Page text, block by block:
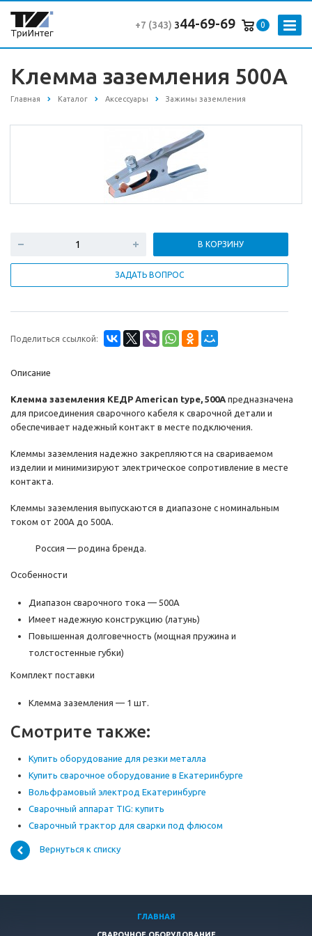
0
+7 (343) 344-69-69
Клемма заземления 500А
Главная Каталог Аксессуары Зажимы заземления
В КОРЗИНУ
ЗАДАТЬ ВОПРОС
Поделиться ссылкой:
Описание
Клемма заземления КЕДР American type, 500А предназначена
для присоединения сварочного кабеля к сварочной детали и
обеспечивает надежный контакт в месте подключения.
Клеммы заземления надежно закрепляются на свариваемом
изделии и минимизируют электрическое сопротивление в месте
контакта.
Клеммы заземления выпускаются в диапазоне с номинальным
током от 200А до 500А.
Россия — родина бренда.
Особенности
Диапазон сварочного тока — 500А
Имеет надежную конструкцию (латунь)
Повышенная долговечность (мощная пружина и
толстостенные губки)
Комплект поставки
Клемма заземления — 1 шт.
Смотрите также:
Купить оборудование для резки металла
Купить сварочное оборудование в Екатеринбурге
Вольфрамовый электрод Екатеринбурге
Сварочный аппарат TIG: купить
Сварочный трактор для сварки под флюсом
Вернуться к списку
ГЛАВНАЯ